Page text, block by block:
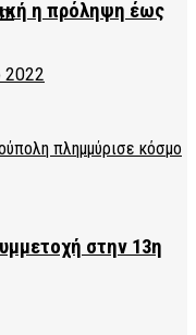
η πρόληψη έως
στην 13η